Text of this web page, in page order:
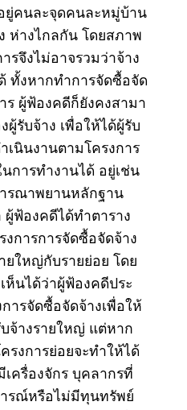
ยู่คนละจุดคนละหมู่บ้าน
ห่างไกลกัน โดยสภาพ
รจึงไม่อาจรวมว่าจ้าง
ทั้งหากทําการจัดซื้อจัด
ร ผู้ฟ้องคดีก็ยังคงสามา
รับจ้าง เพื่อให้ได้ผู้รับ
เนินงานตามโครงการ
การทํางานได้ อยู่เช่น
รณาพยานหลักฐาน
ฟ้องคดีได้ทําตาราง
งการการจัดซื้อจัดจ้าง
ยใหญ่กับรายย่อย โดย
ห็นได้ว่าผู้ฟ้องคดีประ
ารจัดซื้อจัดจ้างเพื่อให้
จ้างรายใหญ่ แต่หาก
รงการย่อยจะทําให้ได้
เครื่องจักร บุคลากรที่
รณ์หรือไม่มีทุนทรัพย์